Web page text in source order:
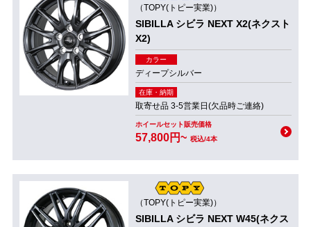
（TOPY(トピー実業)）
SIBILLA シビラ NEXT X2(ネクスト
X2)
カラー
ディープシルバー
在庫・納期
取寄せ品 3-5営業日(欠品時ご連絡)
ホイールセット販売価格
57,800円~ 税込/4本
（TOPY(トピー実業)）
SIBILLA シビラ NEXT W45(ネクス